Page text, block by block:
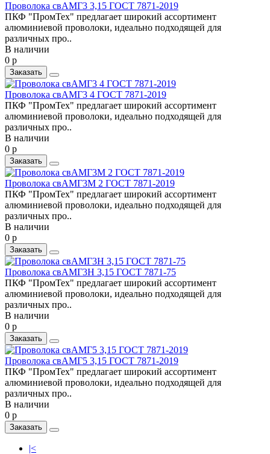
Проволока свАМГ3 3,15 ГОСТ 7871-2019
ПКФ "ПромТех" предлагает широкий ассортимент
алюминиевой проволоки, идеально подходящей для
различных про..
В наличии
0 р
Заказать
Проволока свАМГ3 4 ГОСТ 7871-2019
ПКФ "ПромТех" предлагает широкий ассортимент
алюминиевой проволоки, идеально подходящей для
различных про..
В наличии
0 р
Заказать
Проволока свАМГ3М 2 ГОСТ 7871-2019
ПКФ "ПромТех" предлагает широкий ассортимент
алюминиевой проволоки, идеально подходящей для
различных про..
В наличии
0 р
Заказать
Проволока свАМГ3Н 3,15 ГОСТ 7871-75
ПКФ "ПромТех" предлагает широкий ассортимент
алюминиевой проволоки, идеально подходящей для
различных про..
В наличии
0 р
Заказать
Проволока свАМГ5 3,15 ГОСТ 7871-2019
ПКФ "ПромТех" предлагает широкий ассортимент
алюминиевой проволоки, идеально подходящей для
различных про..
В наличии
0 р
Заказать
|<